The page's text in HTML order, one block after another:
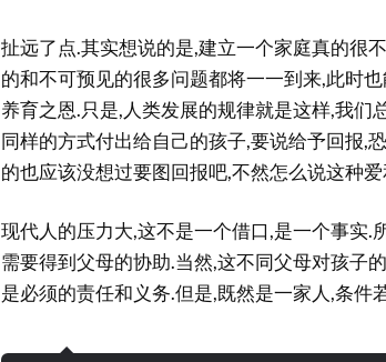
扯远了点.其实想说的是,建立一个家庭真的很
的和不可预见的很多问题都将一一到来,此时
养育之恩.只是,人类发展的规律就是这样,我们
同样的方式付出给自己的孩子,要说给予回报,
的也应该没想过要图回报吧,不然怎么说这种
现代人的压力大,这不是一个借口,是一个事实.
需要得到父母的协助.当然,这不同父母对孩子
是必须的责任和义务.但是,既然是一家人,条件